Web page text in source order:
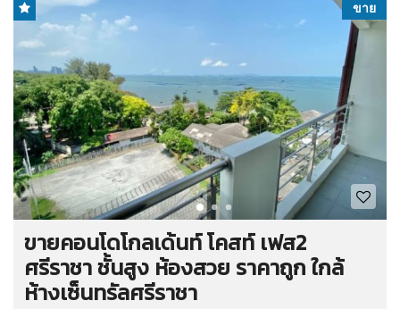
ขาย
ขายคอนโดโกลเด้นท์ โคสท์ เฟส2
ศรีราชา ชั้นสูง ห้องสวย ราคาถูก ใกล้
ห้างเซ็นทรัลศรีราชา